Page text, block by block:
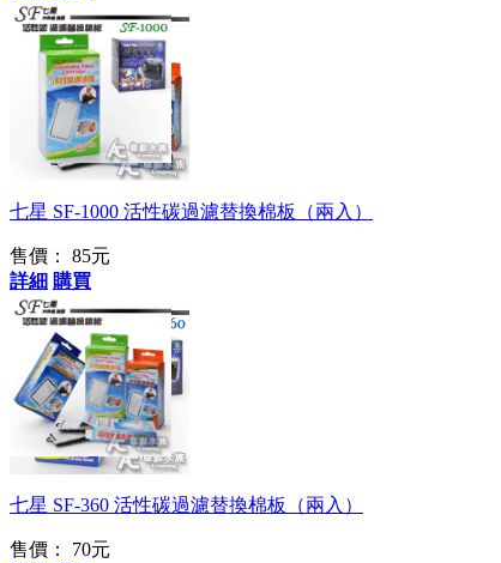
七星 SF-1000 專用
濾片
七星 SF-1000 活性碳過濾替換棉板（兩入）
售價：
85元
詳細 購買
可除氯與吸付有毒物
七星 SF-360 活性碳過濾替換棉板（兩入）
售價：
70元